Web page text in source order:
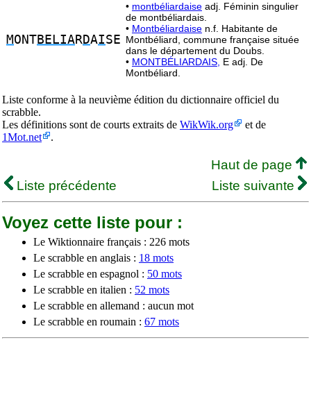
MONTBELIARDAISE
• montbéliardaise adj. Féminin singulier
de montbéliardais.
• Montbéliardaise n.f. Habitante de
Montbéliard, commune française située
dans le département du Doubs.
• MONTBÉLIARDAIS, E adj. De
Montbéliard.
Liste conforme à la neuvième édition du dictionnaire officiel du
scrabble.
Les définitions sont de courts extraits de WikWik.org
et de
1Mot.net
.
Haut de page
Liste précédente
Liste suivante
Voyez cette liste pour :
Le Wiktionnaire français : 226 mots
Le scrabble en anglais : 18 mots
Le scrabble en espagnol : 50 mots
Le scrabble en italien : 52 mots
Le scrabble en allemand : aucun mot
Le scrabble en roumain : 67 mots